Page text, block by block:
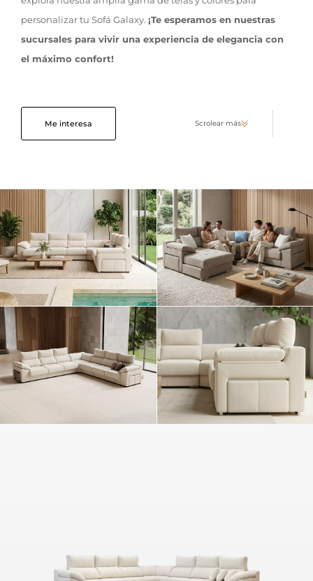
personalizar tu Sofá Galaxy. ¡Te esperamos en nuestras
sucursales para vivir una experiencia de elegancia con
el máximo confort!
Me interesa Scrolear más